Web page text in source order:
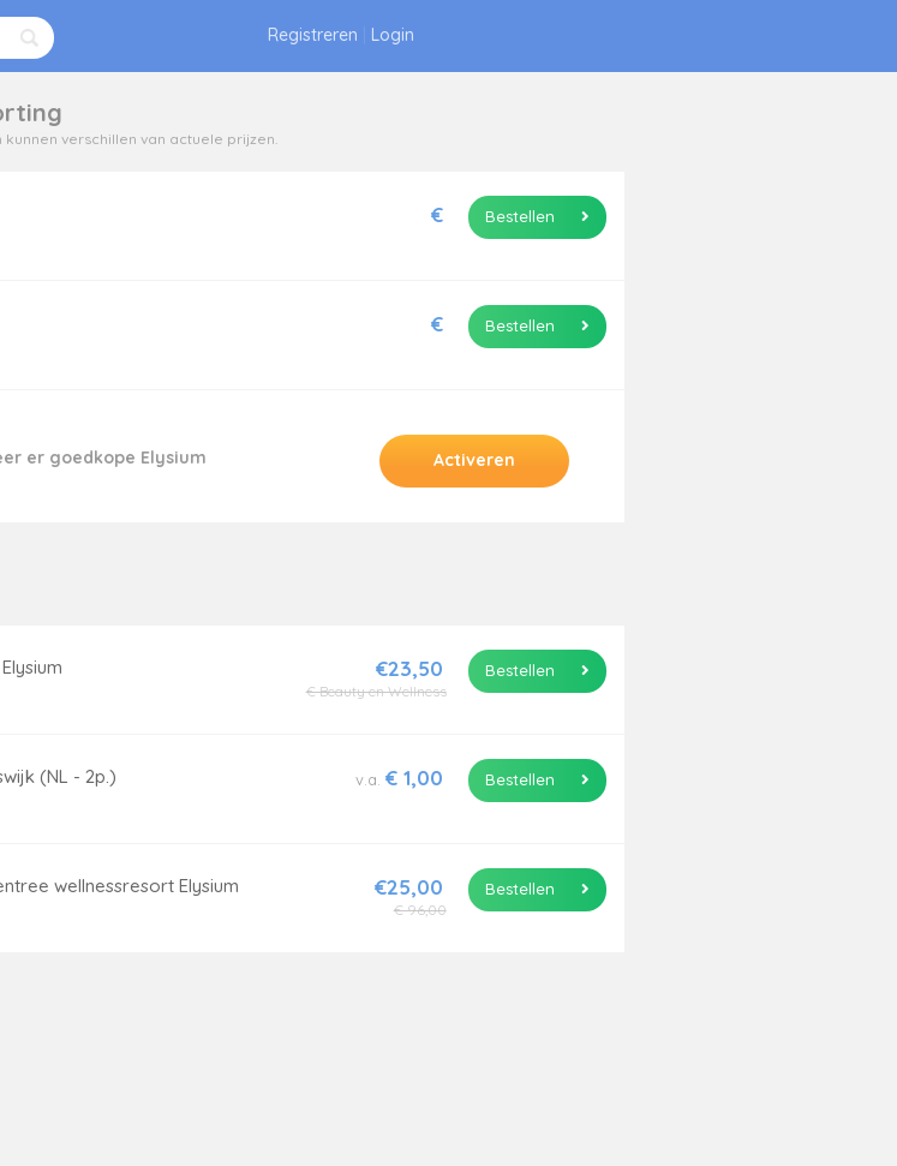
Registreren Login
verschillen van actuele prijzen.
€ Bestellen
€ Bestellen
er goedkope Elysium Activeren
€23,50
€ Beauty en Wellness
Bestellen
(NL - 2p.) v.a. € 1,00 Bestellen
wellnessresort Elysium €25,00
€ 96,00
Bestellen